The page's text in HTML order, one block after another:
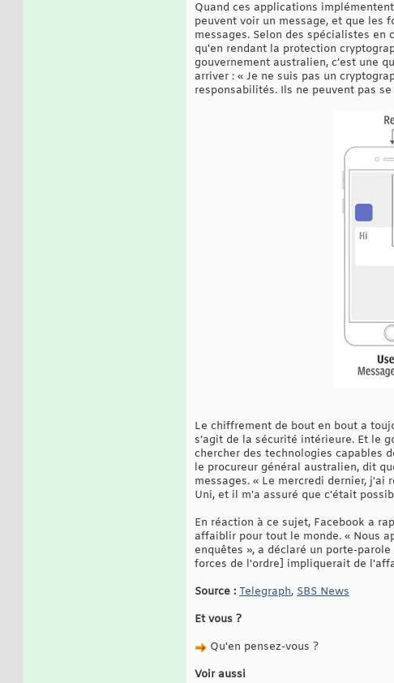
Quand ces applications
peuvent voir un message, et que les
messages. Selon des spécialistes
qu'en rendant la protection
gouvernement australien, c’est une
arriver : « Je ne suis pas un
responsabilités. Ils ne peuvent pas
Le chiffrement de bout en bout a
s’agit de la sécurité intérieure. Et le
chercher des technologies capables
le procureur général australien, dit
messages. « Le mercredi dernier, j'ai
Uni, et il m'a assuré que c'était
En réaction à ce sujet, Facebook a
affaiblir pour tout le monde. « Nous
enquêtes », a déclaré un porte-
forces de l'ordre] impliquerait de
Source : Telegraph, SBS News
Et vous ?
Qu'en pensez-vous ?
Voir aussi